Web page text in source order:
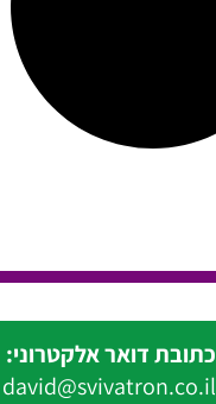
כתובת דואר אלקטרוני:
david@svivatron.co.il